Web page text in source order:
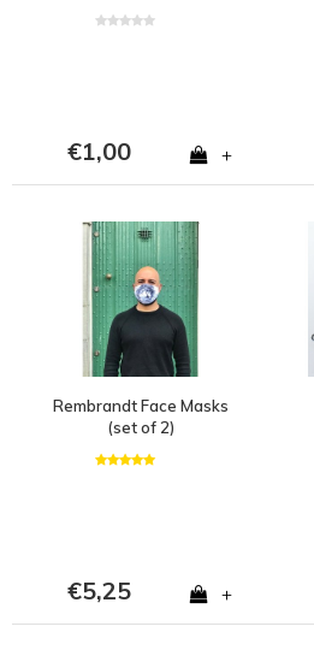
€1,00 +
Rembrandt Face Masks
(set of 2)
€5,25 +